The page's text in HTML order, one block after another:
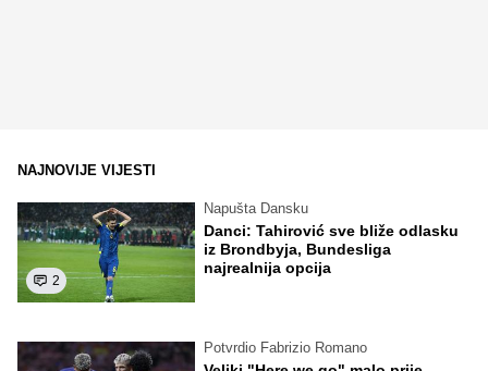
NAJNOVIJE VIJESTI
2
Napušta Dansku
Danci: Tahirović sve bliže odlasku
iz Brondbyja, Bundesliga
najrealnija opcija
Potvrdio Fabrizio Romano